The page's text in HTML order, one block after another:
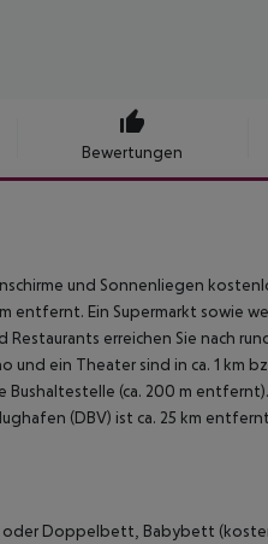
Bewertungen
und Sonnenliegen
entfernt. Ein Supermarkt sowie
erreichen Sie nach
ein Theater sind in ca. 1 km
Bushaltestelle (ca. 200 m
(DBV) ist ca. 25 km
oder Doppelbett, Babybett